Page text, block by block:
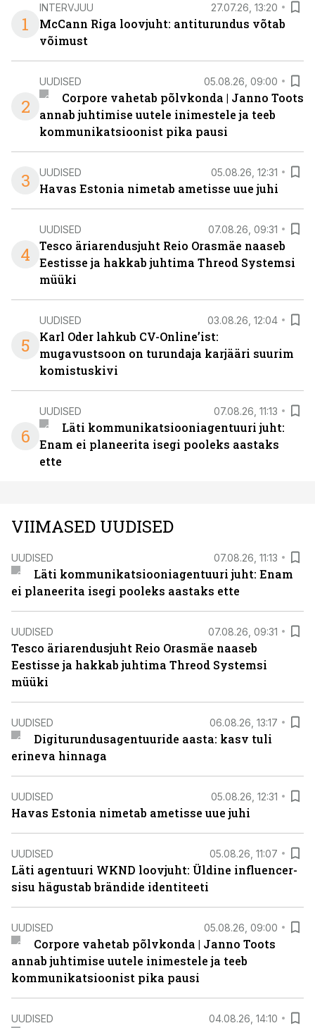
1
INTERVJUU 27.07.26, 13:20
McCann Riga loovjuht: antiturundus võtab
võimust
2
UUDISED 05.08.26, 09:00
Corpore vahetab põlvkonda | Janno Toots
annab juhtimise uutele inimestele ja teeb
kommunikatsioonist pika pausi
3 UUDISED 05.08.26, 12:31
Havas Estonia nimetab ametisse uue juhi
4
UUDISED 07.08.26, 09:31
Tesco äriarendusjuht Reio Orasmäe naaseb
Eestisse ja hakkab juhtima Threod Systemsi
müüki
5
UUDISED 03.08.26, 12:04
Karl Oder lahkub CV-Online’ist:
mugavustsoon on turundaja karjääri suurim
komistuskivi
6
UUDISED 07.08.26, 11:13
Läti kommunikatsiooniagentuuri juht:
Enam ei planeerita isegi pooleks aastaks
ette
VIIMASED UUDISED
UUDISED 07.08.26, 11:13
Läti kommunikatsiooniagentuuri juht: Enam
ei planeerita isegi pooleks aastaks ette
UUDISED 07.08.26, 09:31
Tesco äriarendusjuht Reio Orasmäe naaseb
Eestisse ja hakkab juhtima Threod Systemsi
müüki
UUDISED 06.08.26, 13:17
Digiturundusagentuuride aasta: kasv tuli
erineva hinnaga
UUDISED 05.08.26, 12:31
Havas Estonia nimetab ametisse uue juhi
UUDISED 05.08.26, 11:07
Läti agentuuri WKND loovjuht: Üldine influencer-
sisu hägustab brändide identiteeti
UUDISED 05.08.26, 09:00
Corpore vahetab põlvkonda | Janno Toots
annab juhtimise uutele inimestele ja teeb
kommunikatsioonist pika pausi
UUDISED 04.08.26, 14:10